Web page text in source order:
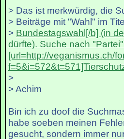
> Das ist merkwürdig, die
> Beiträge mit "Wahl" im
> Bundestagswahl[/b] (in
dürfte). Suche nach
[url=http://veganismus.ch/
>
> Achim
Bin ich zu doof die
habe soeben meinen
gesucht, sondern immer